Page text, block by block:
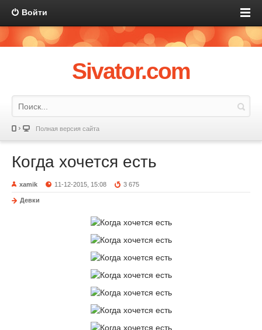
Войти
Sivator.com
Полная версия сайта
Когда хочется есть
xamik 11-12-2015, 15:08 3 675
Девки